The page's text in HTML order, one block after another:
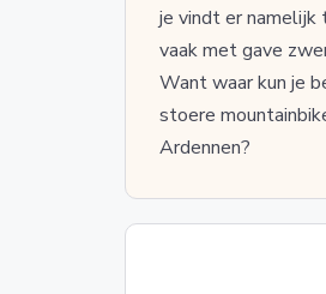
je vindt er namelijk
vaak met gave
Want waar kun je
stoere
Ardennen?